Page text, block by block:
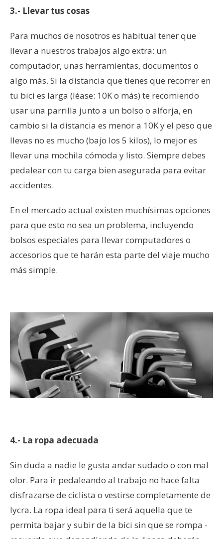
3.- Llevar tus cosas
Para muchos de nosotros es habitual tener que
llevar a nuestros trabajos algo extra: un
computador, unas herramientas, documentos o
algo más. Si la distancia que tienes que recorrer en
tu bici es larga (léase: 10K o más) te recomiendo
usar una parrilla junto a un bolso o alforja, en
cambio si la distancia es menor a 10K y el peso que
llevas no es mucho (bajo los 5 kilos), lo mejor es
llevar una mochila cómoda y listo. Siempre debes
pedalear con tu carga bien asegurada para evitar
accidentes.
En el mercado actual existen muchísimas opciones
para que esto no sea un problema, incluyendo
bolsos especiales para llevar computadores o
accesorios que te harán esta parte del viaje mucho
más simple.
4.- La ropa adecuada
Sin duda a nadie le gusta andar sudado o con mal
olor. Para ir pedaleando al trabajo no hace falta
disfrazarse de ciclista o vestirse completamente de
lycra. La ropa ideal para ti será aquella que te
permita bajar y subir de la bici sin que se rompa -